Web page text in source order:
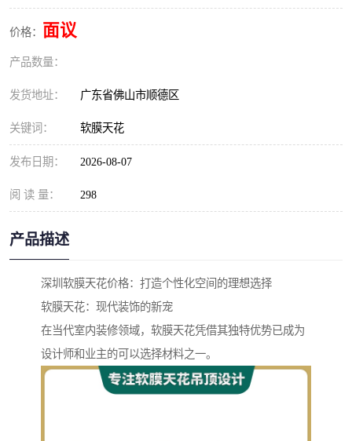
价格： 面议
产品数量：
发货地址： 广东省佛山市顺德区
关键词： 软膜天花
发布日期： 2026-08-07
阅 读 量： 298
产品描述
深圳软膜天花价格：打造个性化空间的理想选择
软膜天花：现代装饰的新宠
在当代室内装修领域，软膜天花凭借其独特优势已成为
设计师和业主的可以选择材料之一。